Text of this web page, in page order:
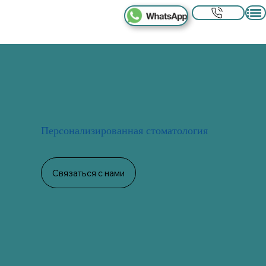
Персонализированная стоматология
Связаться с нами